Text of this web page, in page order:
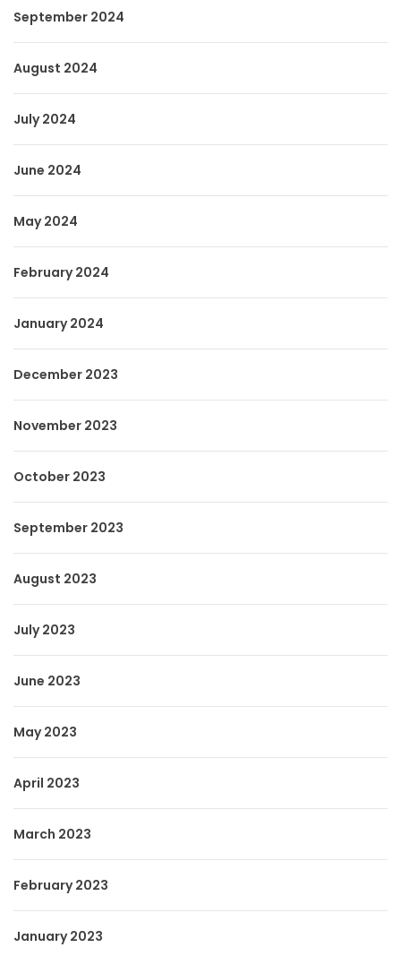
September 2024
August 2024
July 2024
June 2024
May 2024
February 2024
January 2024
December 2023
November 2023
October 2023
September 2023
August 2023
July 2023
June 2023
May 2023
April 2023
March 2023
February 2023
January 2023